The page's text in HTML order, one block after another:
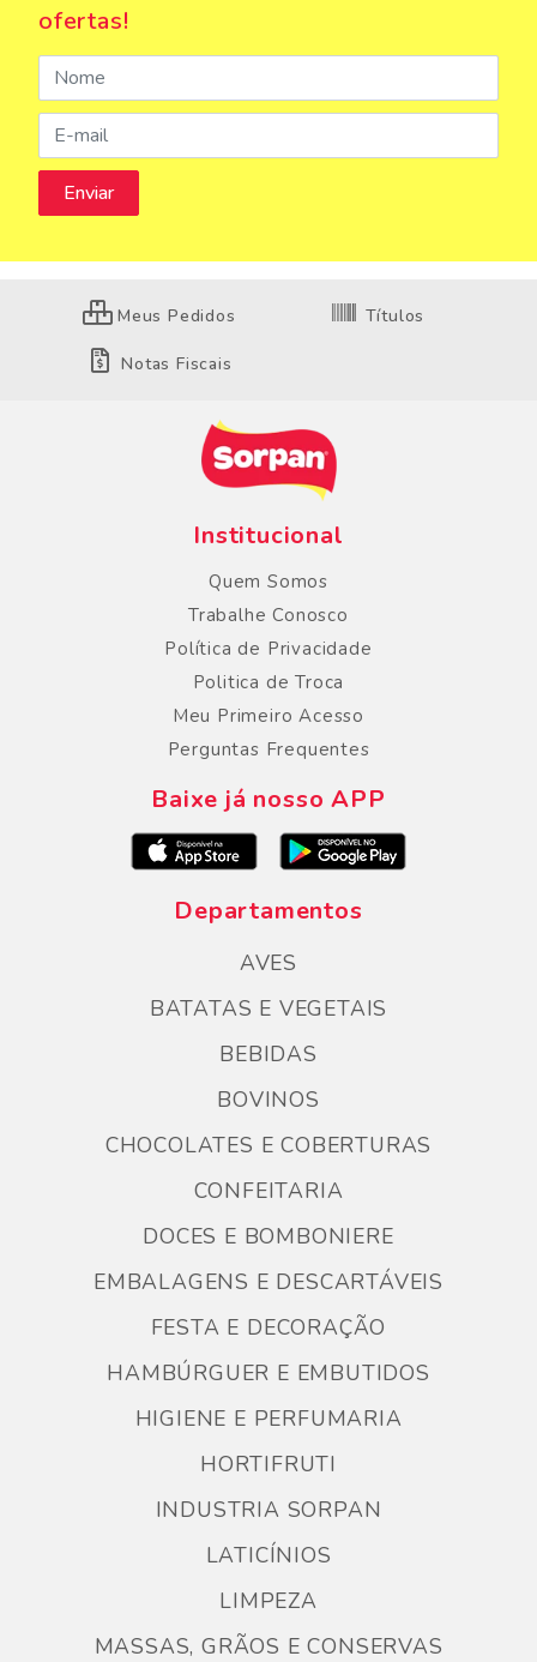
ofertas!
Meus Pedidos Títulos
Notas Fiscais
Institucional
Quem Somos
Trabalhe Conosco
Política de Privacidade
Politica de Troca
Meu Primeiro Acesso
Perguntas Frequentes
Baixe já nosso APP
Departamentos
AVES
BATATAS E VEGETAIS
BEBIDAS
BOVINOS
CHOCOLATES E COBERTURAS
CONFEITARIA
DOCES E BOMBONIERE
EMBALAGENS E DESCARTÁVEIS
FESTA E DECORAÇÃO
HAMBÚRGUER E EMBUTIDOS
HIGIENE E PERFUMARIA
HORTIFRUTI
INDUSTRIA SORPAN
LATICÍNIOS
LIMPEZA
MASSAS, GRÃOS E CONSERVAS